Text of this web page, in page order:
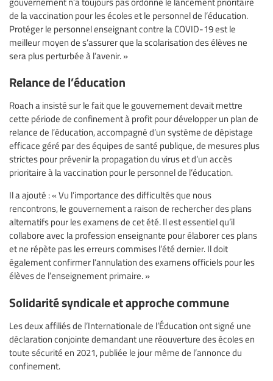
de la vaccination pour les écoles et le personnel de l’éducation.
Protéger le personnel enseignant contre la COVID-19 est le
meilleur moyen de s’assurer que la scolarisation des élèves ne
sera plus perturbée à l’avenir. »
Relance de l’éducation
Roach a insisté sur le fait que le gouvernement devait mettre
cette période de confinement à profit pour développer un plan de
relance de l’éducation, accompagné d’un système de dépistage
efficace géré par des équipes de santé publique, de mesures plus
strictes pour prévenir la propagation du virus et d’un accès
prioritaire à la vaccination pour le personnel de l’éducation.
Il a ajouté : « Vu l’importance des difficultés que nous
rencontrons, le gouvernement a raison de rechercher des plans
alternatifs pour les examens de cet été. Il est essentiel qu’il
collabore avec la profession enseignante pour élaborer ces plans
et ne répète pas les erreurs commises l’été dernier. Il doit
également confirmer l’annulation des examens officiels pour les
élèves de l’enseignement primaire. »
Solidarité syndicale et approche commune
Les deux affiliés de l’Internationale de l’Éducation ont signé une
déclaration conjointe demandant une réouverture des écoles en
toute sécurité en 2021, publiée le jour même de l’annonce du
confinement.